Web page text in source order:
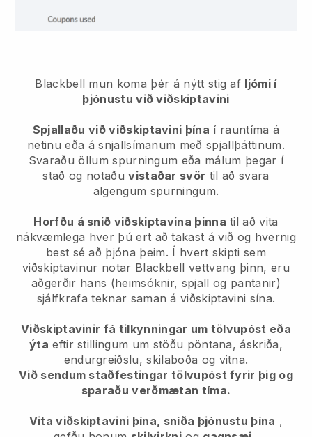
Blackbell mun koma þér á nýtt stig af ljómi í
þjónustu við viðskiptavini
Spjallaðu við viðskiptavini þína í rauntíma á
netinu eða á snjallsímanum með spjallþáttinum.
Svaraðu öllum spurningum eða málum þegar í
stað og notaðuvistaðar svör til að svara
algengum spurningum.
Horfðu á snið viðskiptavina þinna til að vita
nákvæmlega hver þú ert að takast á við og hvernig
best sé að þjóna þeim. Í hvert skipti sem
viðskiptavinur notar Blackbell vettvang þinn, eru
aðgerðir hans (heimsóknir, spjall og pantanir)
sjálfkrafa teknar saman á viðskiptavini sína.
Viðskiptavinir fá tilkynningar um tölvupóst eða
ýta eftir stillingum um stöðu pöntana, áskriða,
endurgreiðslu, skilaboða og vitna.
Við sendum staðfestingar tölvupóst fyrir þig og
sparaðu verðmætan tíma.
Vita viðskiptavini þína, sníða þjónustu þína ,